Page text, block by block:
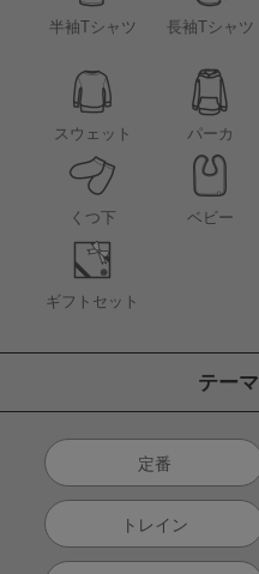
半袖Tシャツ 長袖Tシャツ
スウェット パーカ
くつ下 ベビー
ギフトセット
テー
定番
トレイン